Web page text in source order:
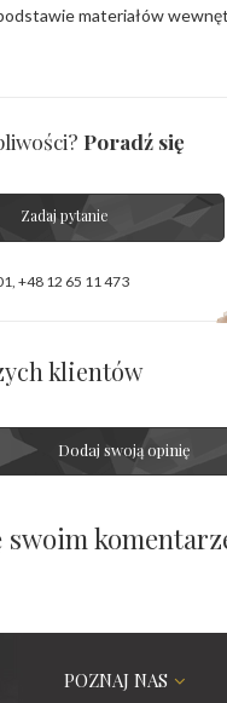
materiałów
Poradź się
Zadaj pytanie
, +48 12 65 11 473
klientów
Dodaj swoją opinię
swoim
POZNAJ NAS